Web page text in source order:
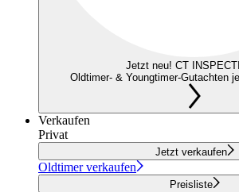
Jetzt neu! CT
Oldtimer- & Youngtimer-Gutachten
Verkaufen
Privat
Jetzt verkaufen
Oldtimer verkaufen
Preisliste